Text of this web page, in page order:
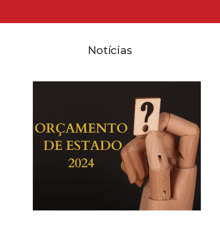
Notícias